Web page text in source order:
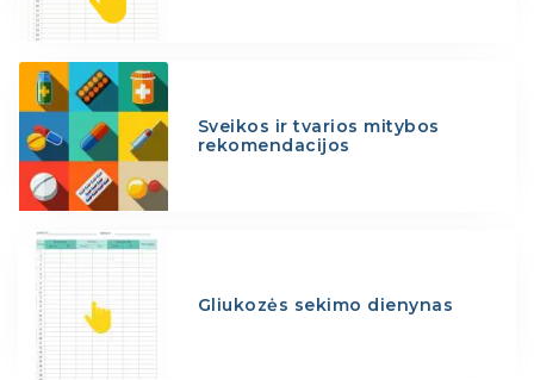
Sveikos ir tvarios mitybos
rekomendacijos
Gliukozės sekimo dienynas